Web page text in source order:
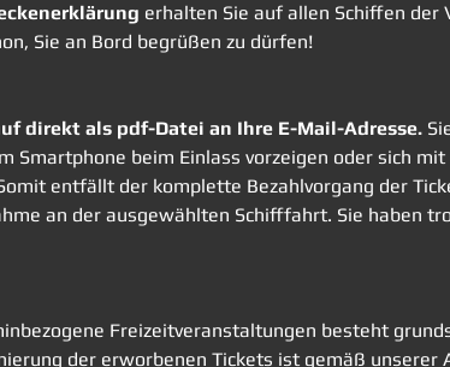
erhalten Sie auf allen Schiffen der
Sie an Bord begrüßen zu dürfen!
direkt als pdf-Datei an Ihre E-Mail-Adresse.
Smartphone beim Einlass vorzeigen oder sich
entfällt der komplette Bezahlvorgang der
an der ausgewählten Schifffahrt. Sie haben
Freizeitveranstaltungen besteht
der erworbenen Tickets ist gemäß unserer